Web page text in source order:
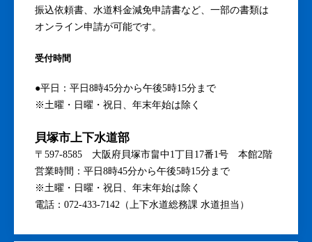
振込依頼書、水道料金減免申請書など、一部の書類は
オンライン申請が可能です。
受付時間
●平日：平日8時45分から午後5時15分まで
※土曜・日曜・祝日、年末年始は除く
貝塚市上下水道部
〒597-8585 大阪府貝塚市畠中1丁目17番1号 本館2階
営業時間：平日8時45分から午後5時15分まで
※土曜・日曜・祝日、年末年始は除く
電話：072-433-7142（上下水道総務課 水道担当）